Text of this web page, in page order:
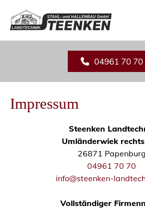
04961 70 70
Impressum
Steenken
Umländerwiek
26871 Papenburg
04961 70 70
info@steenken-
Vollständiger